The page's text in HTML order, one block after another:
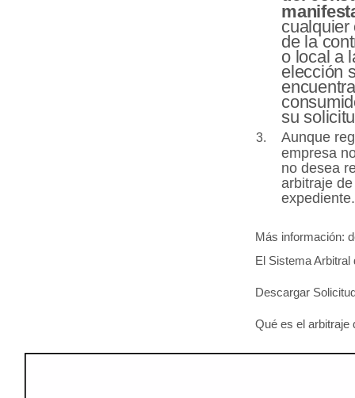
cualquier
de la
o local a
elección
su
Aunque
empresa
no desea
arbitraje
expediente.
Más información:
El Sistema
Descargar
Qué es el